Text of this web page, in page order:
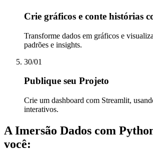
Crie gráficos e conte histórias
Transforme dados em gráficos e
padrões e insights.
30/01
Publique seu Projeto
Crie um dashboard com Streamlit,
interativos.
A Imersão Dados com
você: